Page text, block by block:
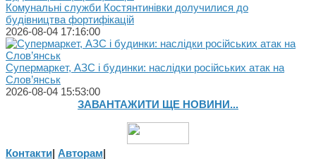
Комунальні служби Костянтинівки долучилися до
будівництва фортифікацій
2026-08-04 17:16:00
Супермаркет, АЗС і будинки: наслідки російських атак на
Слов’янськ
2026-08-04 15:53:00
ЗАВАНТАЖИТИ ЩЕ НОВИНИ...
Контакти| Авторам|